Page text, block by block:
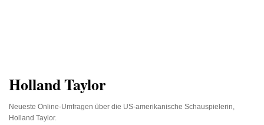
Holland Taylor
Neueste Online-Umfragen über die US-amerikanische Schauspielerin,
Holland Taylor.